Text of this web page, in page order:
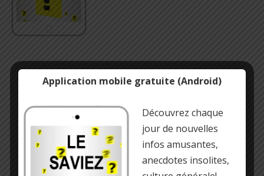
Application mobile gratuite (Android)
Découvrez chaque
jour de nouvelles
infos amusantes,
anecdotes insolites,